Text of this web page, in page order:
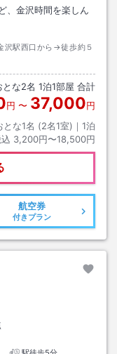
、金沢時間を楽しん
沢駅西口から→徒歩約５
とな2名 1泊1部屋 合計
円 〜 37,000円
とな1名 (2名1室)｜ 1泊
3,200円〜18,500円
航空券
付きプラン